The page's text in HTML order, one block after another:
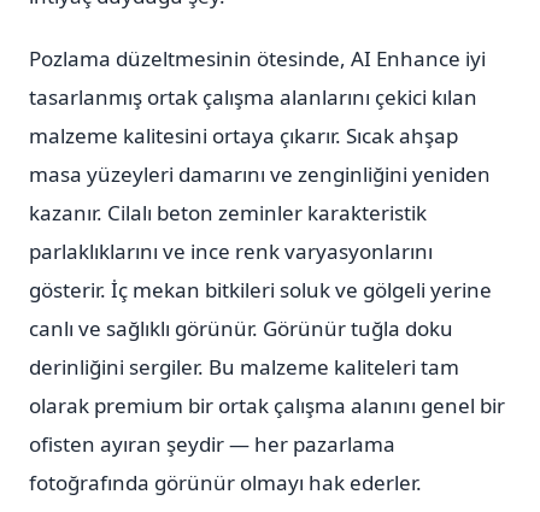
Pozlama düzeltmesinin ötesinde, AI Enhance iyi
tasarlanmış ortak çalışma alanlarını çekici kılan
malzeme kalitesini ortaya çıkarır. Sıcak ahşap
masa yüzeyleri damarını ve zenginliğini yeniden
kazanır. Cilalı beton zeminler karakteristik
parlaklıklarını ve ince renk varyasyonlarını
gösterir. İç mekan bitkileri soluk ve gölgeli yerine
canlı ve sağlıklı görünür. Görünür tuğla doku
derinliğini sergiler. Bu malzeme kaliteleri tam
olarak premium bir ortak çalışma alanını genel bir
ofisten ayıran şeydir — her pazarlama
fotoğrafında görünür olmayı hak ederler.